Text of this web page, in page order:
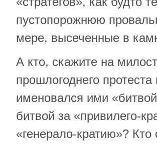
пустопорожнюю
мере, высеченные в
А кто, скажите на
прошлогоднего
именовался ими
битвой за «привилего-
«генерало-кратию»?